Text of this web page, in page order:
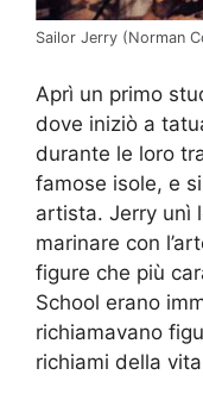
Sailor Jerry (Norman
Aprì un primo
dove iniziò a
durante le loro
famose isole, e
artista. Jerry unì
marinare con
figure che più
School erano
richiamavano
richiami della